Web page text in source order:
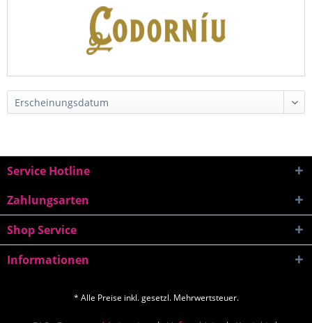
Service Hotline
Zahlungsarten
Shop Service
Informationen
* Alle Preise inkl. gesetzl. Mehrwertsteuer.